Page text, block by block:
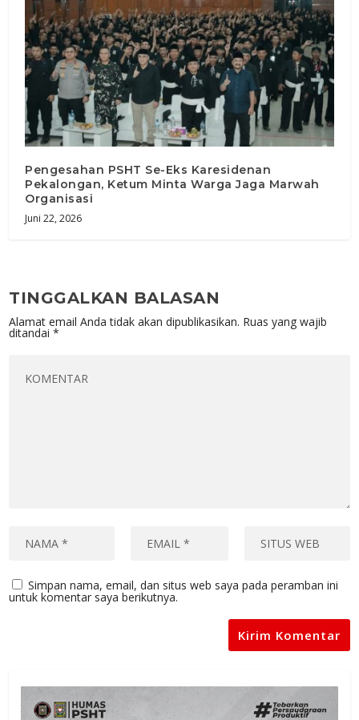
Pengesahan PSHT Se-Eks Karesidenan
Pekalongan, Ketum Minta Warga Jaga Marwah
Organisasi
Juni 22, 2026
TINGGALKAN BALASAN
Alamat email Anda tidak akan dipublikasikan. Ruas yang wajib
ditandai*
Simpan nama, email, dan situs web saya pada peramban ini
untuk komentar saya berikutnya.